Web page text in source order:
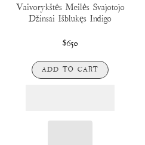
Vaivorykštės Meilės Svajotojo
Džinsai Išblukęs Indigo
$650
ADD TO CART